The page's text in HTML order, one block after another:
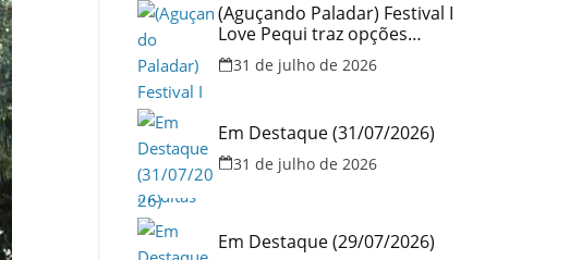
(Aguçando Paladar) Festival I
Love Pequi traz opções
inéditas de pratos e atrações
gratuitas no fim de semana
31 de julho de 2026
Em Destaque (31/07/2026)
31 de julho de 2026
Em Destaque (29/07/2026)